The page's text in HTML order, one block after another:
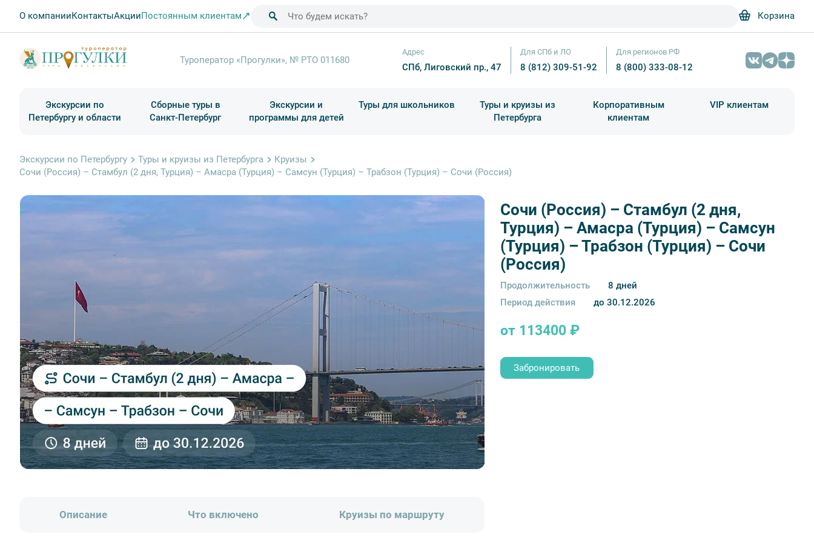
О компанииКонтактыАкцииПостоянным клиентам Корзина
Туроператор «Прогулки», № РТО 011680
Адрес
СПб, Лиговский пр., 47
Для СПб и ЛО
8 (812) 309-51-92
Для регионов РФ
8 (800) 333-08-12
Экскурсии по
Петербургу и области
Сборные туры в
Санкт-Петербург
Экскурсии и
программы для детей
Туры для школьников
Туры и круизы из
Петербурга
Корпоративным
клиентам
VIP клиентам
Экскурсии по Петербургу Туры и круизы из Петербурга
Круизы
Сочи (Россия) – Стамбул (2 дня, Турция) – Амасра (Турция) – Самсун (Турция) – Трабзон (Турция) – Сочи (Россия)
Сочи (Россия) – Стамбул (2 дня,
Турция) – Амасра (Турция) – Самсун
(Турция) – Трабзон (Турция) – Сочи
(Россия)
Продолжительность
8 дней
Период действия
до 30.12.2026
от 113400 ₽
Забронировать
Описание Что включено Круизы по маршруту